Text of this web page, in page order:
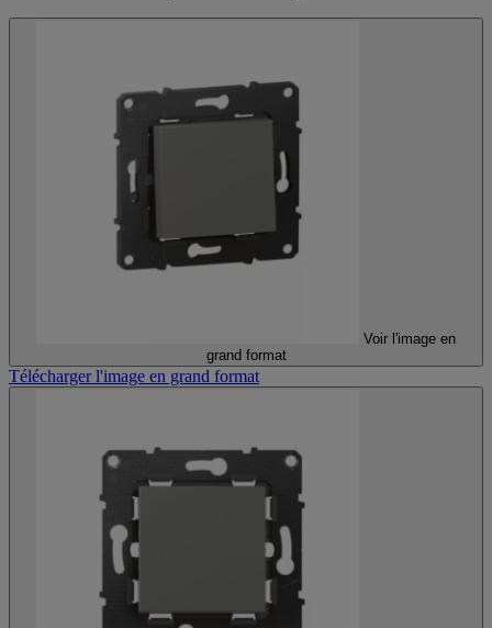
Voir l'image en
grand format
Télécharger l'image en grand format